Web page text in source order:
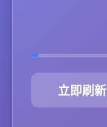
立即刷新